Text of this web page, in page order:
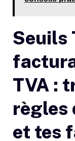
Seuils
TVA :
règles
et tes